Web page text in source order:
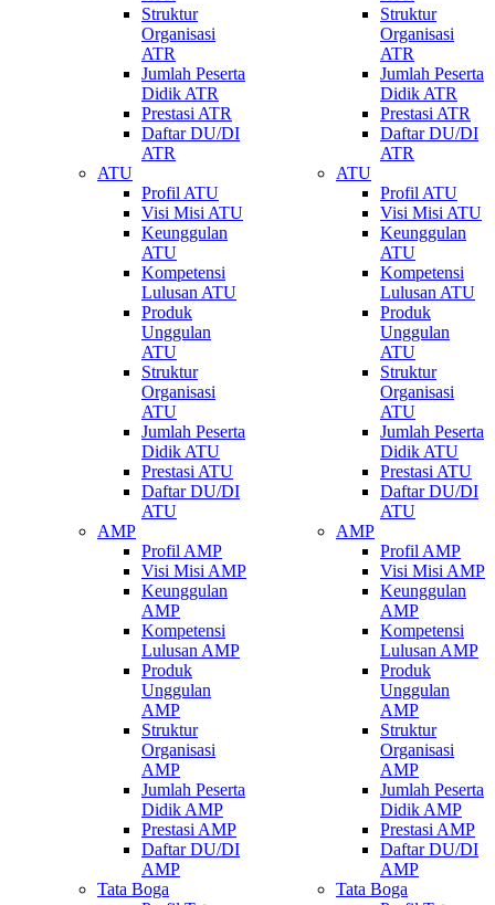
Struktur
Organisasi
ATR
Jumlah Peserta
Didik ATR
Prestasi ATR
Daftar DU/DI
ATR
ATU
Profil ATU
Visi Misi ATU
Keunggulan
ATU
Kompetensi
Lulusan ATU
Produk
Unggulan
ATU
Struktur
Organisasi
ATU
Jumlah Peserta
Didik ATU
Prestasi ATU
Daftar DU/DI
ATU
AMP
Profil AMP
Visi Misi AMP
Keunggulan
AMP
Kompetensi
Lulusan AMP
Produk
Unggulan
AMP
Struktur
Organisasi
AMP
Jumlah Peserta
Didik AMP
Prestasi AMP
Daftar DU/DI
AMP
Tata Boga
Struktur
Organisasi
ATR
Jumlah Peserta
Didik ATR
Prestasi ATR
Daftar DU/DI
ATR
ATU
Profil ATU
Visi Misi ATU
Keunggulan
ATU
Kompetensi
Lulusan ATU
Produk
Unggulan
ATU
Struktur
Organisasi
ATU
Jumlah Peserta
Didik ATU
Prestasi ATU
Daftar DU/DI
ATU
AMP
Profil AMP
Visi Misi AMP
Keunggulan
AMP
Kompetensi
Lulusan AMP
Produk
Unggulan
AMP
Struktur
Organisasi
AMP
Jumlah Peserta
Didik AMP
Prestasi AMP
Daftar DU/DI
AMP
Tata Boga